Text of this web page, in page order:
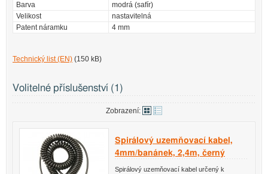
Barva
modrá (safír)
Velikost
nastavitelná
Patent náramku
4 mm
Technický list (EN) (150 kB)
Volitelné příslušenství (1)
Zobrazení:
Spirálový uzemňovací kabel,
4mm/banánek, 2,4m, černý
Spirálový uzemňovací kabel určený k